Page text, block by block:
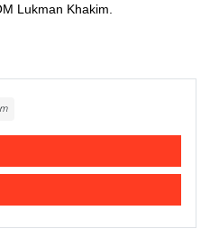
Lukman Khakim.